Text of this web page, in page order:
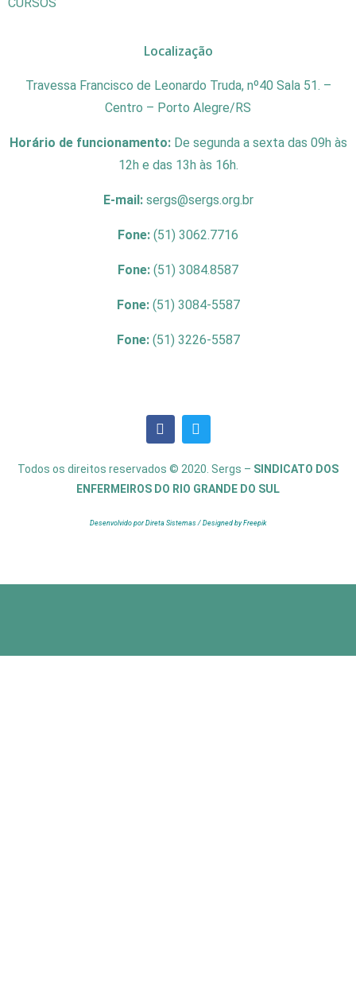
Localização
Travessa Francisco de Leonardo Truda, nº40 Sala 51. –
Centro – Porto Alegre/RS
Horário de funcionamento: De segunda a sexta das 09h às
12h e das 13h às 16h.
E-mail: sergs@sergs.org.br
Fone: (51) 3062.7716
Fone: (51) 3084.8587
Fone: (51) 3084-5587
Fone: (51) 3226-5587
Todos os direitos reservados © 2020. Sergs – SINDICATO DOS
ENFERMEIROS DO RIO GRANDE DO SUL
Desenvolvido por Direta Sistemas / Designed by Freepik